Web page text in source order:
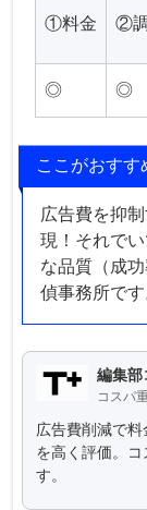
①料金 ②
◎ ◎
ここがおすす
広告費を抑制
現！それで
な品質（成
偵事務所です
編集部
コスパ
広告費削減で
を高く評価。
す。